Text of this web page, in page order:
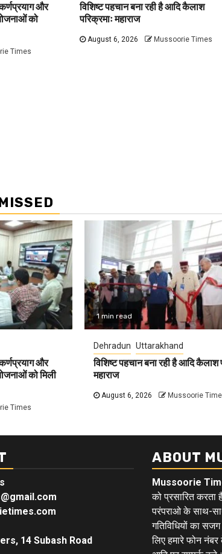
और
को
Times
विशिष्ट पहचान बना रही है आदि कैलाश
परिक्रमाः महाराज
August 6, 2026 Mussoorie Times
और
को मिली
Times
1 min read
Dehradun Uttarakhand
विशिष्ट पहचान बना रही है आदि कैलाश
महाराज
August 6, 2026 Mussoorie
14 Subash Road
ABOUT
Mussoorie
को प्रसारित करता
परंपराओ के साथ-
गतिविधियों का सजग
लिए हमारे फोन